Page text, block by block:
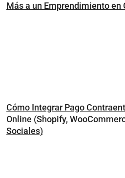
Más a un Emprendimiento en
Cómo Integrar Pago
Online (Shopify,
Sociales)